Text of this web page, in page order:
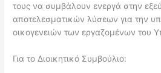
τους να συμβάλουν ενεργά στην
αποτελεσματικών λύσεων για την
οικογενειών των εργαζομένων του
Για το Διοικητικό Συμβούλιο: